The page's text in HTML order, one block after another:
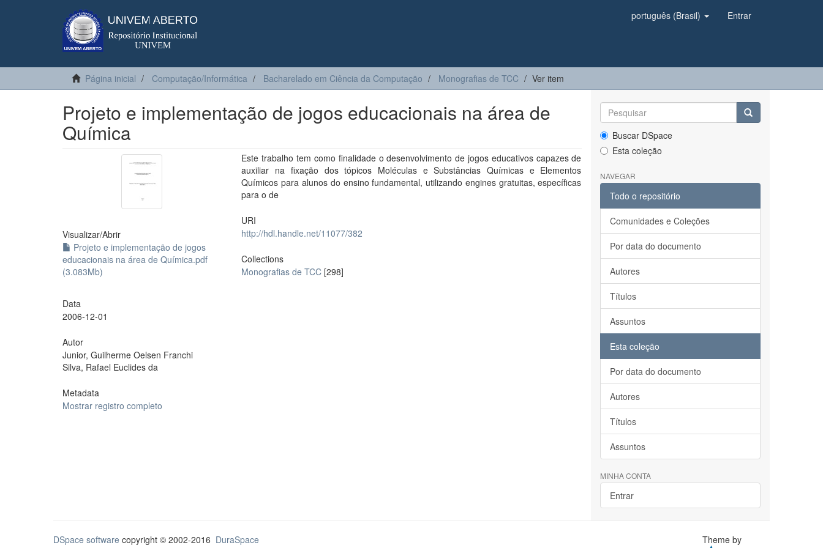
português (Brasil) Entrar
Página inicial Computação/Informática Bacharelado em Ciência da Computação Monografias de TCC Ver item
Projeto e implementação de jogos educacionais na área de
Química
Visualizar/Abrir
Projeto e implementação de jogos
educacionais na área de Química.pdf
(3.083Mb)
Data
2006-12-01
Autor
Junior, Guilherme Oelsen Franchi
Silva, Rafael Euclides da
Metadata
Mostrar registro completo
Este trabalho tem como finalidade o desenvolvimento de jogos educativos capazes de
auxiliar na fixação dos tópicos Moléculas e Substâncias Químicas e Elementos
Químicos para alunos do ensino fundamental, utilizando engines gratuitas, específicas
para o de
URI
http://hdl.handle.net/11077/382
Collections
Monografias de TCC [298]
Buscar DSpace
Esta coleção
NAVEGAR
Todo o repositório
Comunidades e Coleções
Por data do documento
Autores
Títulos
Assuntos
Esta coleção
Por data do documento
Autores
Títulos
Assuntos
MINHA CONTA
Entrar
DSpace software copyright © 2002-2016 DuraSpace
Theme by